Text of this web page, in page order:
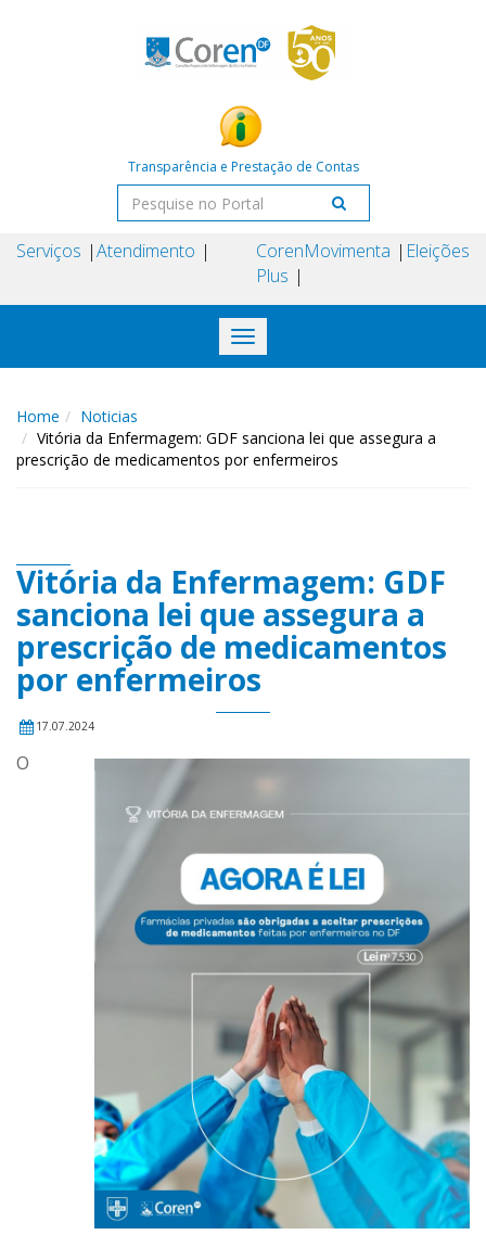
Transparência e Prestação de Contas
Serviços Atendimento
Coren
Plus
Movimenta Eleições
Toggle
navigation
Home
Noticias
Vitória da Enfermagem: GDF sanciona lei que assegura a
prescrição de medicamentos por enfermeiros
Vitória da Enfermagem: GDF
sanciona lei que assegura a
prescrição de medicamentos
por enfermeiros
17.07.2024
O